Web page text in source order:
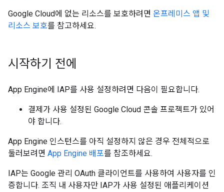
Google Cloud에 없는 리소스를 보호하려면 온프레미스 앱 및
리소스 보호를 참고하세요.
시작하기 전에
App Engine에 IAP를 사용 설정하려면 다음이 필요합니다.
결제가 사용 설정된 Google Cloud 콘솔 프로젝트가 있어
야 합니다.
App Engine 인스턴스를 아직 설정하지 않은 경우 전체적으로
둘러보려면 App Engine 배포를 참조하세요.
IAP는 Google 관리 OAuth 클라이언트를 사용하여 사용자를 인
증합니다. 조직 내 사용자만 IAP가 사용 설정된 애플리케이션